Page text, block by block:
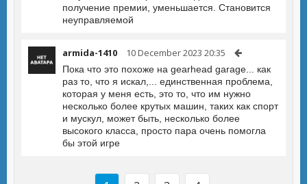
получение премии, уменьшается. Становится
неуправляемой
armida-1410 10 December 2023 20:35
Пока что это похоже на gearhead garage... как
раз то, что я искал,... единственная проблема,
которая у меня есть, это то, что им нужно
несколько более крутых машин, таких как спорт
и мускул, может быть, несколько более
высокого класса, просто пара очень помогла
бы этой игре